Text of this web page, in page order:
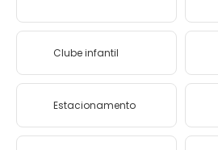
Clube infantil
Estacionamento